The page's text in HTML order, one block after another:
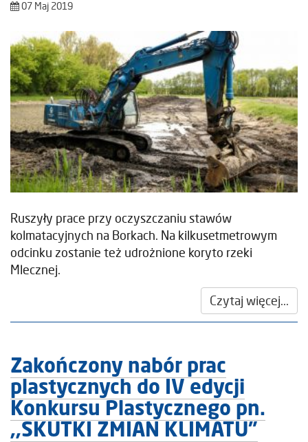
07 Maj 2019
Ruszyły prace przy oczyszczaniu stawów
kolmatacyjnych na Borkach. Na kilkusetmetrowym
odcinku zostanie też udrożnione koryto rzeki
Mlecznej.
Czytaj więcej...
Zakończony nabór prac
plastycznych do IV edycji
Konkursu Plastycznego pn.
,,SKUTKI ZMIAN KLIMATU”